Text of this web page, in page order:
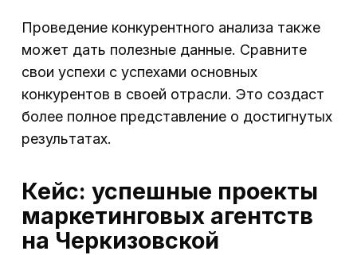
Проведение конкурентного анализа также
может дать полезные данные. Сравните
свои успехи с успехами основных
конкурентов в своей отрасли. Это создаст
более полное представление о достигнутых
результатах.
Кейс: успешные проекты
маркетинговых агентств
на Черкизовской